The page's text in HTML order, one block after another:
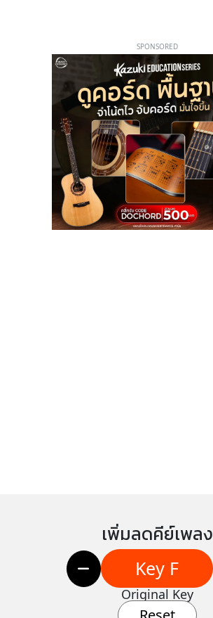
SPONSORED
เพิ่มลดคีย์เพลง
Key F
Original Key